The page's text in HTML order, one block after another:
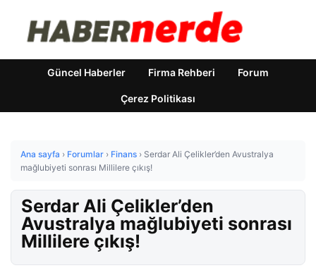
Güncel Haberler Firma Rehberi Forum
Çerez Politikası
Ana sayfa › Forumlar › Finans › Serdar Ali Çelikler’den Avustralya
mağlubiyeti sonrası Millilere çıkış!
Serdar Ali Çelikler’den
Avustralya mağlubiyeti sonrası
Millilere çıkış!